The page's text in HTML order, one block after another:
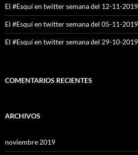
El #Esquí en twitter semana del 12-11-2019
El #Esquí en twitter semana del 05-11-2019
El #Esquí en twitter semana del 29-10-2019
COMENTARIOS RECIENTES
ARCHIVOS
noviembre 2019